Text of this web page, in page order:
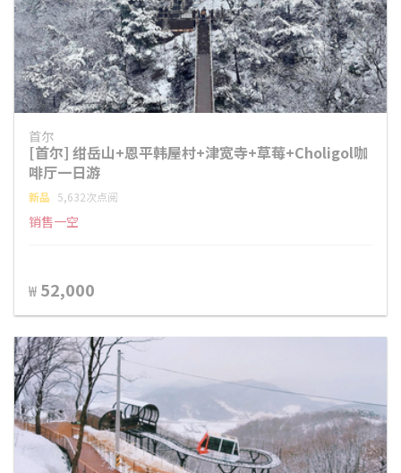
首尔
[首尔] 绀岳山+恩平韩屋村+津宽寺+草莓+Choligol咖
啡厅一日游
新品 5,632次点阅
销售一空
₩ 52,000